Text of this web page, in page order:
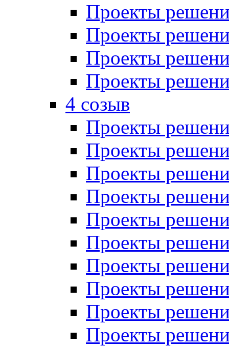
Проекты
Проекты
Проекты
Проекты
4 созыв
Проекты
Проекты
Проекты
Проекты
Проекты
Проекты
Проекты
Проекты
Проекты
Проекты